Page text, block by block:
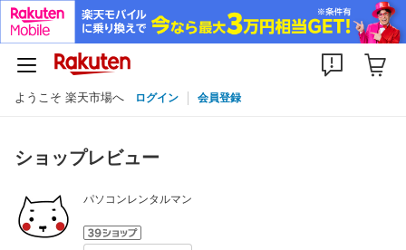
ようこそ 楽天市場へ ログイン 会員登録
ショップレビュー
パソコンレンタルマン